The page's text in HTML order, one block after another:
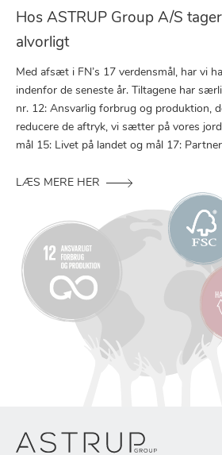
Hos ASTRUP Group A/S
alvorligt
Med afsæt i FN’s 17 verdensmål, har vi
indenfor de seneste år. Tiltagene har
nr. 12: Ansvarlig forbrug og produktion,
reducere de aftryk, vi sætter på vores
mål 15: Livet på landet og mål 17:
LÆS MERE HER